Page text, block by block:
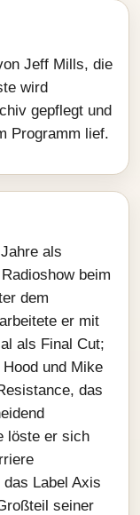
Jeff Mills, die
wird
gepflegt und
Programm lief.
als
beim
dem
er mit
als Final Cut;
und Mike
das
löste er sich
Label Axis
seiner